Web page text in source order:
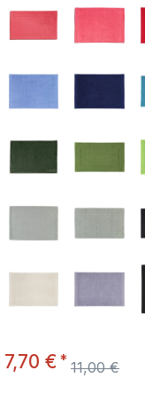
7,70 € * 11,00 €